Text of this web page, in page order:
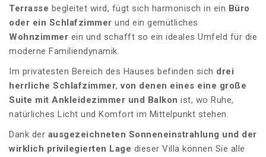
Terrasse begleitet wird, fügt sich harmonisch in ein Büro
oder ein Schlafzimmer und ein gemütliches
Wohnzimmer ein und schafft so ein ideales Umfeld für die
moderne Familiendynamik.
Im privatesten Bereich des Hauses befinden sich drei
herrliche Schlafzimmer,von denen eines eine große
Suite mit Ankleidezimmer und Balkon ist, wo Ruhe,
natürliches Licht und Komfort im Mittelpunkt stehen.
Dank der ausgezeichneten Sonneneinstrahlung und der
wirklich privilegierten Lage dieser Villa können Sie alle